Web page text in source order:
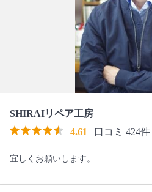
SHIRAIリペア工房
4.61
口コミ 424件
宜しくお願いします。